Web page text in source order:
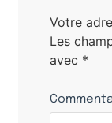
Votre
Les
avec *